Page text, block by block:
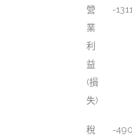
營
業
利
益
(損
失)
-
稅
-